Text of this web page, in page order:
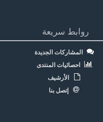
روابط سريعة
المشاركات الجديدة
احصائيات المنتدى
الأرشيف
إتصل بنا